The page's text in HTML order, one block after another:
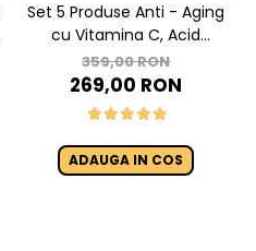
Set 5 Produse Anti - Aging
cu Vitamina C, Acid
Hialuronic si Niacinamide
pentru Luminozitate - Dr.
Rashel Skin Care
359,00 RON
269,00 RON
ADAUGA IN COS